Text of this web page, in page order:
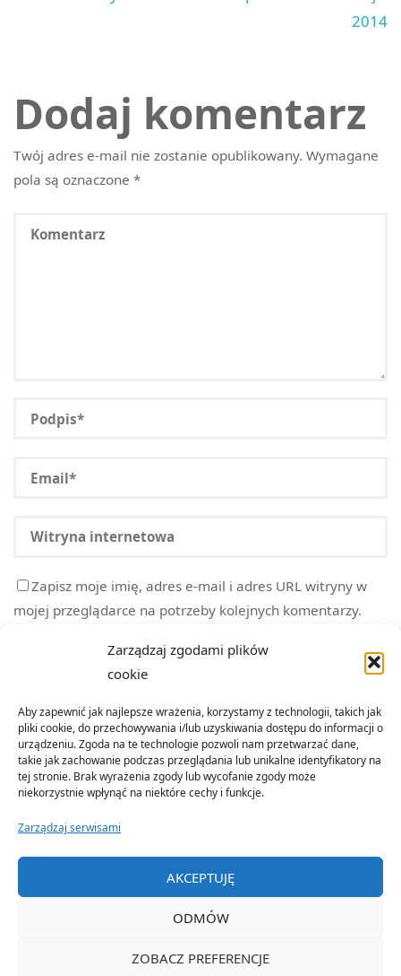
Zarządzaj zgodami plików
cookie
Aby zapewnić jak najlepsze wrażenia, korzystamy z technologii, takich jak
pliki cookie, do przechowywania i/lub uzyskiwania dostępu do informacji o
urządzeniu. Zgoda na te technologie pozwoli nam przetwarzać dane,
takie jak zachowanie podczas przeglądania lub unikalne identyfikatory na
tej stronie. Brak wyrażenia zgody lub wycofanie zgody może
niekorzystnie wpłynąć na niektóre cechy i funkcje.
Zarządzaj serwisami
AKCEPTUJĘ
ODMÓW
ZOBACZ PREFERENCJE
2014
Dodaj komentarz
Twój adres e-mail nie zostanie opublikowany. Wymagane
pola są oznaczone*
Zapisz moje imię, adres e-mail i adres URL witryny w
mojej przeglądarce na potrzeby kolejnych komentarzy.
©2022 Organizacja Terenowa Emerytów i Rencistów Policji w
Nowym Sączu
SEPTERA &